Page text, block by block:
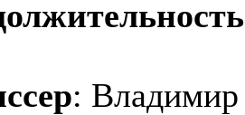
: Владимир